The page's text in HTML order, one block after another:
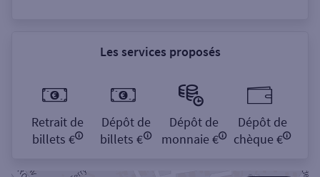
Les services proposés
Retrait de
billets €
Dépôt de
billets €
Dépôt de
monnaie €
Dépôt de
chèque €